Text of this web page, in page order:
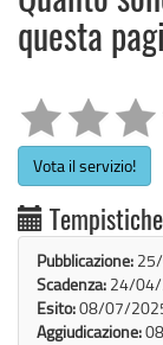
questa
Vota il servizio!
Tempistiche
Pubblicazione:
Scadenza: 24/
Esito:08/07/
Aggiudicazione: